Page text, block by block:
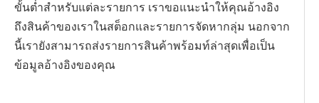
ขั้นต่ำสำหรับแต่ละรายการ เราขอแนะนำให้คุณอ้างอิง
ถึงสินค้าของเราในสต็อกและรายการจัดหากลุ่ม นอกจาก
นี้เรายังสามารถส่งรายการสินค้าพร้อมท์ล่าสุดเพื่อเป็น
ข้อมูลอ้างอิงของคุณ